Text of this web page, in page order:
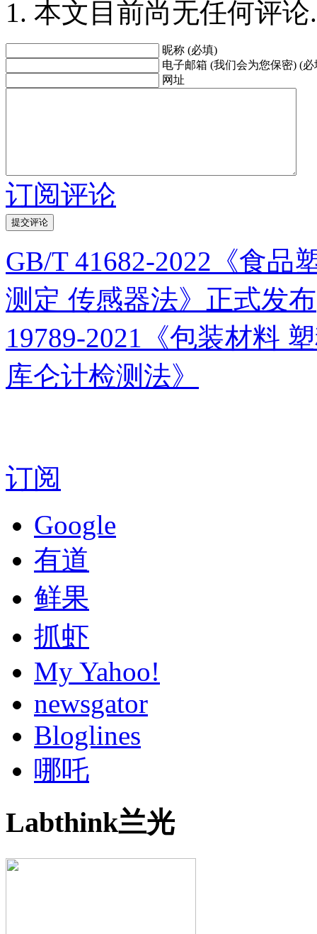
本文目前尚无任何评论.
昵称 (必填)
电子邮箱 (我们会为您保密) (必
网址
订阅评论
GB/T 41682-2022《食品
测定 传感器法》正式发布
19789-2021《包装材料
库仑计检测法》
订阅
Google
有道
鲜果
抓虾
My Yahoo!
newsgator
Bloglines
哪吒
Labthink兰光